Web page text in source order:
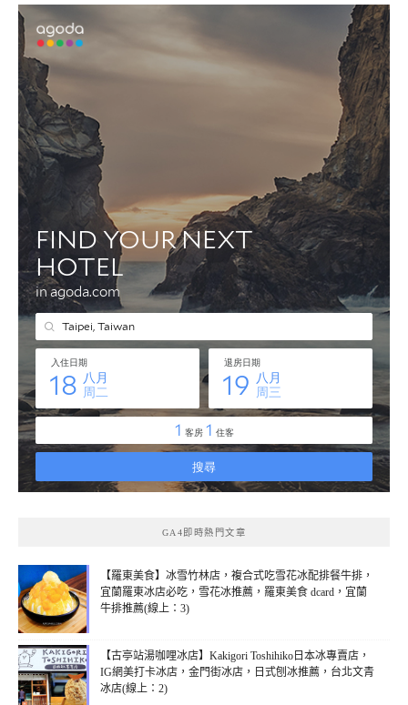
GA4即時熱門文章
【羅東美食】冰雪竹林店，複合式吃雪花冰配排餐牛排，
宜蘭羅東冰店必吃，雪花冰推薦，羅東美食 dcard，宜蘭
牛排推薦(線上：3)
【古亭站湯咖哩冰店】Kakigori Toshihiko日本冰專賣店，
IG網美打卡冰店，金門街冰店，日式刨冰推薦，台北文青
冰店(線上：2)